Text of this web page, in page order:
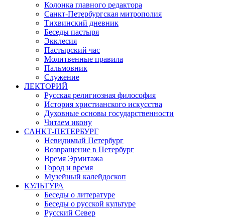
Колонка главного редактора
Санкт-Петербургская митрополия
Тихвинский дневник
Беседы пастыря
Экклесия
Пастырский час
Молитвенные правила
Пальмовник
Служение
ЛЕКТОРИЙ
Русская религиозная философия
История христианского искусства
Духовные основы государственности
Читаем икону
САНКТ-ПЕТЕРБУРГ
Невидимый Петербург
Возвращение в Петербург
Время Эрмитажа
Город и время
Музейный калейдоскоп
КУЛЬТУРА
Беседы о литературе
Беседы о русской культуре
Русский Север